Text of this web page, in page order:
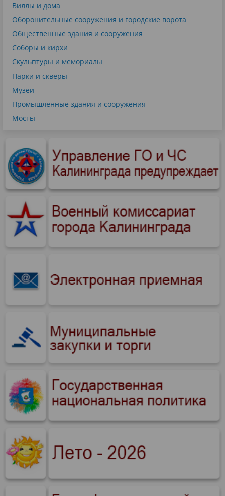
Виллы и дома
Оборонительные сооружения и городские ворота
Общественные здания и сооружения
Соборы и кирхи
Скульптуры и мемориалы
Парки и скверы
Музеи
Промышленные здания и сооружения
Мосты